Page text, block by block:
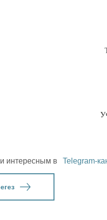
интересным в Telegram-